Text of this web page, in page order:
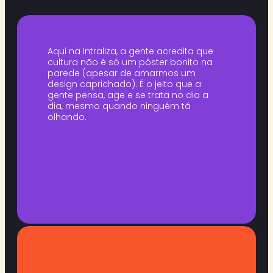
Aqui na Intraliza, a gente acredita que
cultura não é só um pôster bonito na
parede (apesar de amarmos um
design caprichado). É o jeito que a
gente pensa, age e se trata no dia a
dia, mesmo quando ninguém tá
olhando.